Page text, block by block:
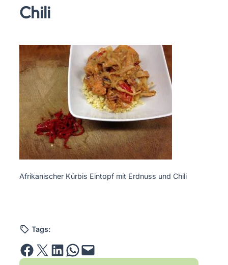
Chili
Afrikanischer Kürbis Eintopf mit Erdnuss und Chili
Tags:
Share on Facebook Email this Page Share on LinkedIn Share on WhatsApp Email this Page